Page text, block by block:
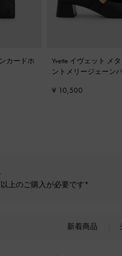
カードホ
Yvette イヴェット メ
ントメリージェーン
¥ 10,500
上のご購入が必要です*
新着商品